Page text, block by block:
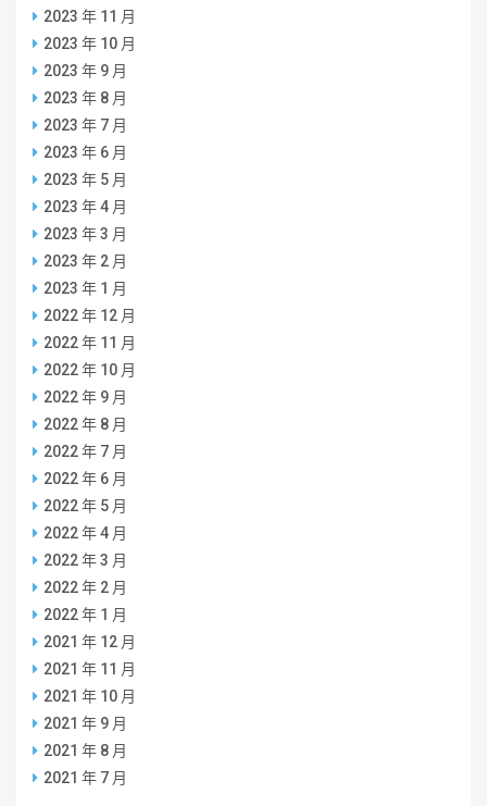
2023 年 11 月
2023 年 10 月
2023 年 9 月
2023 年 8 月
2023 年 7 月
2023 年 6 月
2023 年 5 月
2023 年 4 月
2023 年 3 月
2023 年 2 月
2023 年 1 月
2022 年 12 月
2022 年 11 月
2022 年 10 月
2022 年 9 月
2022 年 8 月
2022 年 7 月
2022 年 6 月
2022 年 5 月
2022 年 4 月
2022 年 3 月
2022 年 2 月
2022 年 1 月
2021 年 12 月
2021 年 11 月
2021 年 10 月
2021 年 9 月
2021 年 8 月
2021 年 7 月